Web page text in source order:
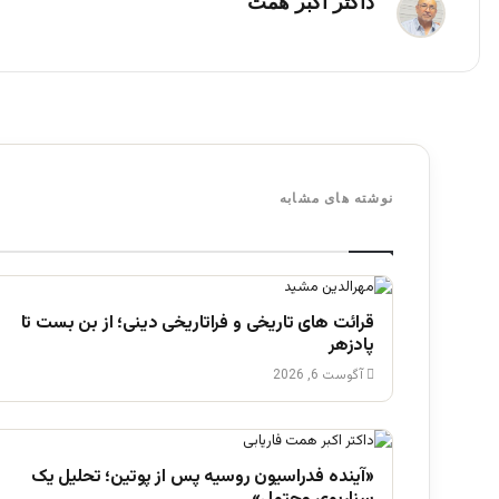
نوشته های مشابه
قرائت های تاریخی و فراتاریخی دینی؛ از بن بست تا
پادزهر
آگوست 6, 2026
«آینده فدراسیون روسیه پس از پوتین؛ تحلیل یک